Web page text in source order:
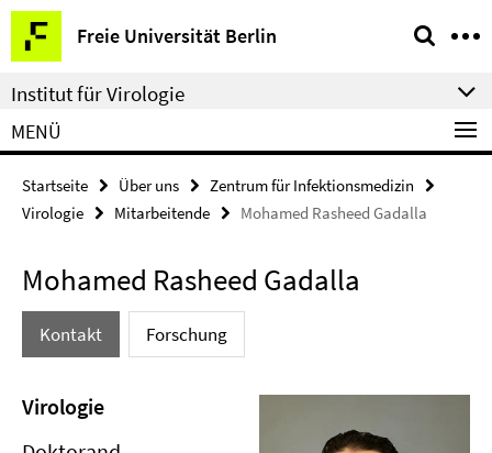
Springe
direkt
zu
Inhalt
Freie Universität Berlin
Service-
Navigation
Institut für Virologie
MENÜ
Startseite Über uns
Zentrum für Infektionsmedizin
Virologie
Mitarbeitende Mohamed Rasheed Gadalla
Mohamed Rasheed Gadalla
Kontakt Forschung
Virologie